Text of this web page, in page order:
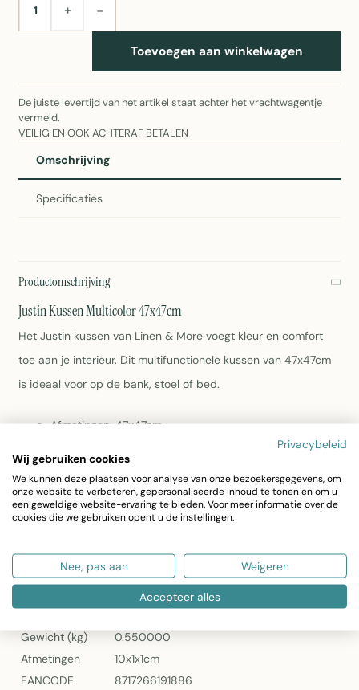
AANTAL+ −
Toevoegen aan winkelwagen
De juiste levertijd van het artikel staat achter het vrachtwagentje
vermeld.
VEILIG EN OOK ACHTERAF BETALEN
Omschrijving
Specificaties
Productomschrijving
Justin Kussen Multicolor 47x47cm
Het Justin kussen van Linen & More voegt kleur en comfort
toe aan je interieur. Dit multifunctionele kussen van 47x47cm
is ideaal voor op de bank, stoel of bed.
Afmetingen: 47x47cm
Kleur: Beige met multicolor details
Gewicht: 0,55kg
Wasbaar volgens etiket
Artikelnummer: 7003GAAW02
Specificaties
Gewicht (kg)
0.550000
Afmetingen
10x1x1cm
EANCODE
8717266191886
Privacybeleid
Wij gebruiken cookies
We kunnen deze plaatsen voor analyse van onze bezoekersgegevens, om
onze website te verbeteren, gepersonaliseerde inhoud te tonen en om u
een geweldige website-ervaring te bieden. Voor meer informatie over de
cookies die we gebruiken opent u de instellingen.
Nee, pas aan Weigeren
Accepteer alles